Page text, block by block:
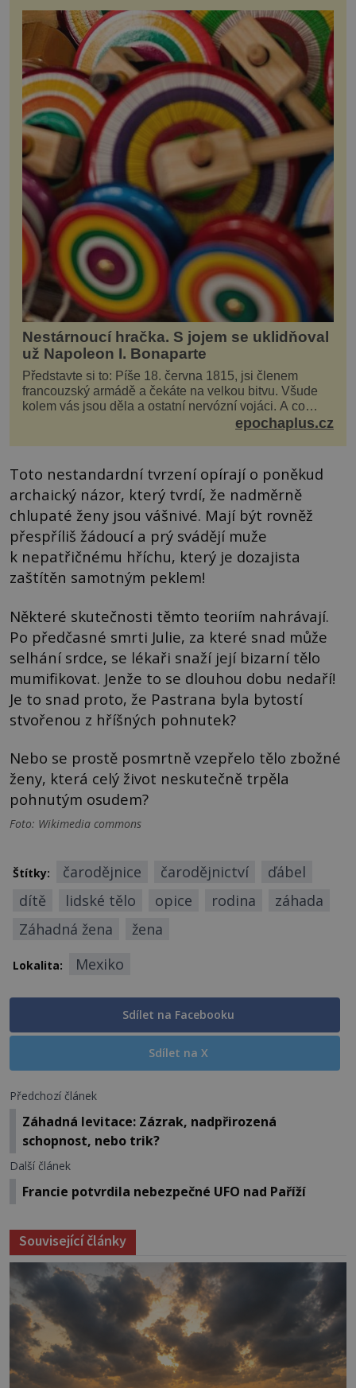
Nestárnoucí hračka. S jojem se uklidňoval
už Napoleon I. Bonaparte
Představte si to: Píše 18. června 1815, jsi členem
francouzský armádě a čekáte na velkou bitvu. Všude
kolem vás jsou děla a ostatní nervózní vojáci. A co
děláte vy? Hrajete si… s jojem! Zdá se v...epochaplus.cz
Toto nestandardní tvrzení opírají o poněkud
archaický názor, který tvrdí, že nadměrně
chlupaté ženy jsou vášnivé. Mají být rovněž
přespříliš žádoucí a prý svádějí muže
k nepatřičnému hříchu, který je dozajista
zaštítěn samotným peklem!
Některé skutečnosti těmto teoriím nahrávají.
Po předčasné smrti Julie, za které snad může
selhání srdce, se lékaři snaží její bizarní tělo
mumifikovat. Jenže to se dlouhou dobu nedaří!
Je to snad proto, že Pastrana byla bytostí
stvořenou z hříšných pohnutek?
Nebo se prostě posmrtně vzepřelo tělo zbožné
ženy, která celý život neskutečně trpěla
pohnutým osudem?
Foto: Wikimedia commons
Štítky: čarodějnice čarodějnictví
ďábel
dítě
lidské tělo opice rodina
záhada
Záhadná žena
žena
Lokalita: Mexiko
Sdílet na Facebooku
Sdílet na X
Předchozí článek
Záhadná levitace: Zázrak, nadpřirozená
schopnost, nebo trik?
Další článek
Francie potvrdila nebezpečné UFO nad Paříží
Související články